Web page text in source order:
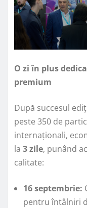
O zi în plus
premium
După succesul
peste 350 de
internaționali,
la 3 zile, punând
calitate:
16 septembrie:
pentru întâlniri